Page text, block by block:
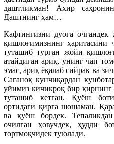
даштликман! Ахир
Даштнинг ҳам…
Кафтингизни дуога очгандек
қишлоғимизнинг ҳаритасини
туташиб турган жойи
атайдиган ариқ, унинг чап
эмас, ариқ ёқалаб сийрак ва
Сағаноқ кунчиқардан
уйимиз кичикроқ бир қирнинг
туташиб кетган. Қуёш
ортидаги қирга шошаман.
ва қуёш бордек.
очилган ҳовучдек, ҳудди
тортмоқчидек туюлади.